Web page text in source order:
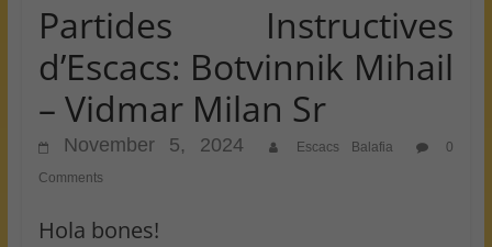
Partides Instructives
d’Escacs: Botvinnik Mihail
– Vidmar Milan Sr
November 5, 2024 Escacs Balafia
0
Comments
Hola bones!